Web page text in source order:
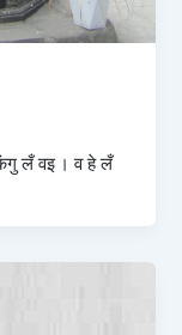
लँ वइ । व हे लँ